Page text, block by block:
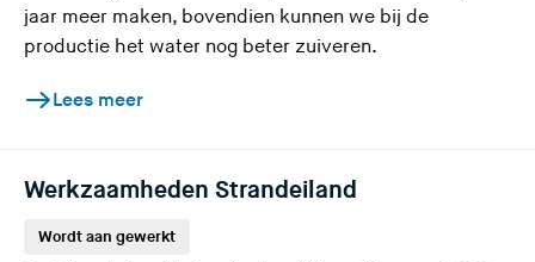
jaar meer maken, bovendien kunnen we bij de
productie het water nog beter zuiveren.
Lees meer
Werkzaamheden Strandeiland
Wordt aan gewerkt